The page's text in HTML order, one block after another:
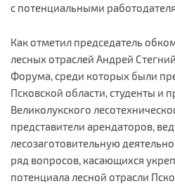
с потенциальными
Как отметил председатель
лесных отраслей Андрей
Форума, среди которых были
Псковской области, студенты и
Великолукского
представители арендаторов,
лесозаготовительную
ряд вопросов, касающихся
потенциала лесной отрасли